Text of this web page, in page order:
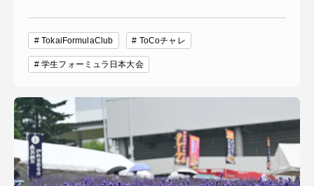
TokaiFormulaClub ToCoチャレ
学生フォーミュラ日本大会